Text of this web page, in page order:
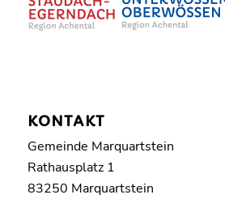
KONTAKT
Gemeinde Marquartstein
Rathausplatz 1
83250 Marquartstein